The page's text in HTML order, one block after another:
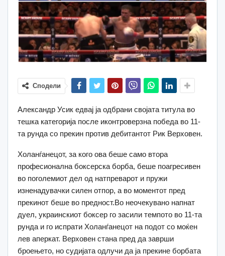
Сподели
Александр Усик едвај ја одбрани својата титула во
тешка категорија после иконтроверзна победа во 11-
та рунда со прекин против дебитантот Рик Верховен.
Холанѓанецот, за кого ова беше само втора
професионална боксерска борба, беше поагресивен
во поголемиот дел од натпреварот и пружи
изненадувачки силен отпор, а во моментот пред
прекинот беше во предност.Во неочекувано напнат
дуел, украинскиот боксер го засили темпото во 11-та
рунда и го испрати Холанѓанецот на подот со моќен
лев аперкат. Верховен стана пред да заврши
броењето, но судијата одлучи да ја прекине борбата